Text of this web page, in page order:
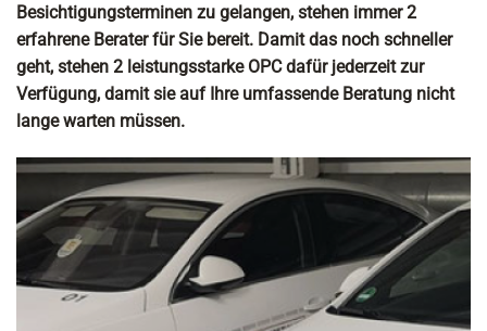
Besichtigungsterminen zu gelangen, stehen immer 2
erfahrene Berater für Sie bereit. Damit das noch schneller
geht, stehen 2 leistungsstarke OPC dafür jederzeit zur
Verfügung, damit sie auf Ihre umfassende Beratung nicht
lange warten müssen.